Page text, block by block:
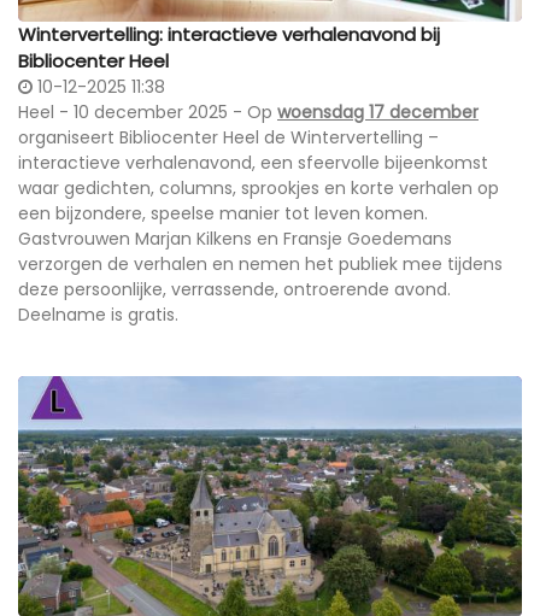
Wintervertelling: interactieve verhalenavond bij
Bibliocenter Heel
10-12-2025 11:38
Heel - 10 december 2025 - Op woensdag 17 december
organiseert Bibliocenter Heel de Wintervertelling –
interactieve verhalenavond, een sfeervolle bijeenkomst
waar gedichten, columns, sprookjes en korte verhalen op
een bijzondere, speelse manier tot leven komen.
Gastvrouwen Marjan Kilkens en Fransje Goedemans
verzorgen de verhalen en nemen het publiek mee tijdens
deze persoonlijke, verrassende, ontroerende avond.
Deelname is gratis.